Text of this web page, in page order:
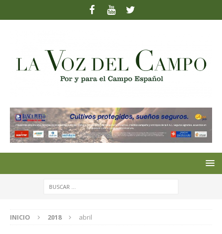
INICIO 2018 abril